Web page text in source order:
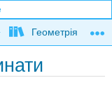
Геометрія